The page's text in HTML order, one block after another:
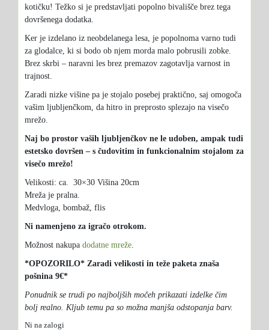
kotičku! Težko si je predstavljati popolno bivališče brez tega
dovršenega dodatka.
Ker je izdelano iz neobdelanega lesa, je popolnoma varno tudi
za glodalce, ki si bodo ob njem morda malo pobrusili zobke.
Brez skrbi – naravni les brez premazov zagotavlja varnost in
trajnost.
Zaradi nizke višine pa je stojalo posebej praktično, saj omogoča
vašim ljubljenčkom, da hitro in preprosto splezajo na visečo
mrežo.
Naj bo prostor vaših ljubljenčkov ne le udoben, ampak tudi
estetsko dovršen – s čudovitim in funkcionalnim stojalom za
visečo mrežo!
Velikosti: ca. 30×30 Višina 20cm
Mreža je pralna.
Medvloga, bombaž, flis
Ni namenjeno za igračo otrokom.
Možnost nakupa dodatne mreže
*OPOZORILO* Zaradi velikosti in teže paketa znaša
pošnina 9€*
Ponudnik se trudi po najboljših močeh prikazati izdelke čim
bolj realno. Kljub temu pa so možna manjša odstopanja barv.
Ni na zalogi